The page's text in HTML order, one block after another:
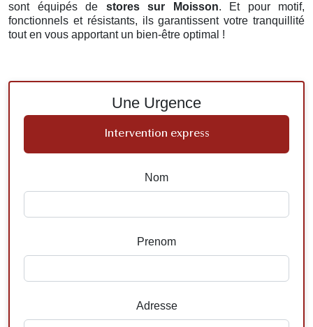
sont équipés de stores sur Moisson. Et pour motif,
fonctionnels et résistants, ils garantissent votre tranquillité
tout en vous apportant un bien-être optimal !
Une Urgence
Intervention express
Nom
Prenom
Adresse